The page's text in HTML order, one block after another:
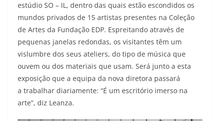
estúdio SO – IL, dentro das quais estão escondidos os
mundos privados de 15 artistas presentes na Coleção
de Artes da Fundação EDP. Espreitando através de
pequenas janelas redondas, os visitantes têm um
vislumbre dos seus ateliers, do tipo de música que
ouvem ou dos materiais que usam. Será junto a esta
exposição que a equipa da nova diretora passará
a trabalhar diariamente: “É um escritório imerso na
arte”, diz Leanza.